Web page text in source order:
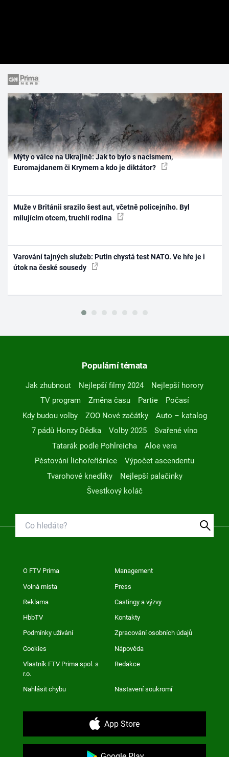
Mýty o válce na Ukrajině: Jak to bylo s nacismem,
Euromajdanem či Krymem a kdo je diktátor?
Muže v Británii srazilo šest aut, včetně policejního. Byl
milujícím otcem, truchlí rodina
Varování tajných služeb: Putin chystá test NATO. Ve hře je i
útok na české sousedy
Populární témata
Jak zhubnout Nejlepší filmy 2024
Nejlepší horory
TV program
Změna času Partie
Počasí
Kdy budou volby
ZOO Nové začátky
Auto – katalog
7 pádů Honzy Dědka
Volby 2025
Svařené víno
Tatarák podle Pohlreicha
Aloe vera
Pěstování lichořeřišnice
Výpočet ascendentu
Tvarohové knedlíky
Nejlepší palačinky
Švestkový koláč
O FTV Prima Management
Volná místa Press
Reklama Castingy a výzvy
HbbTV Kontakty
Podmínky užívání Zpracování osobních údajů
Cookies Nápověda
Vlastník FTV Prima spol. s
r.o.
Redakce
Nahlásit chybu Nastavení soukromí
App Store